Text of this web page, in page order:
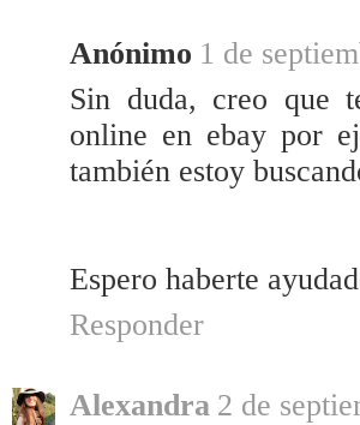
Anónimo 1 de
Sin duda, creo que
online en ebay por
también estoy
Espero haberte
Responder
Alexandra 2 de